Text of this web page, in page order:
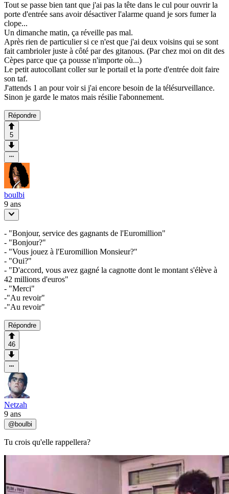
Tout se passe bien tant que j'ai pas la tête dans le cul pour ouvrir la
porte d'entrée sans avoir désactiver l'alarme quand je sors fumer la
clope...
Un dimanche matin, ça réveille pas mal.
Après rien de particulier si ce n'est que j'ai deux voisins qui se sont
fait cambrioler juste à côté par des gitanous. (Par chez moi on dit des
Cèpes parce que ça pousse n'importe où...)
Le petit autocollant coller sur le portail et la porte d'entrée doit faire
son taf.
J'attends 1 an pour voir si j'ai encore besoin de la télésurveillance.
Sinon je garde le matos mais résilie l'abonnement.
Répondre
5
boulbi
9 ans
- "Bonjour, service des gagnants de l'Euromillion"
- "Bonjour?"
- "Vous jouez à l'Euromillion Monsieur?"
- "Oui?"
- "D'accord, vous avez gagné la cagnotte dont le montant s'élève à
42 millions d'euros"
- "Merci"
-"Au revoir"
-"Au revoir"
Répondre
46
Netzah
9 ans
@ boulbi
Tu crois qu'elle rappellera?